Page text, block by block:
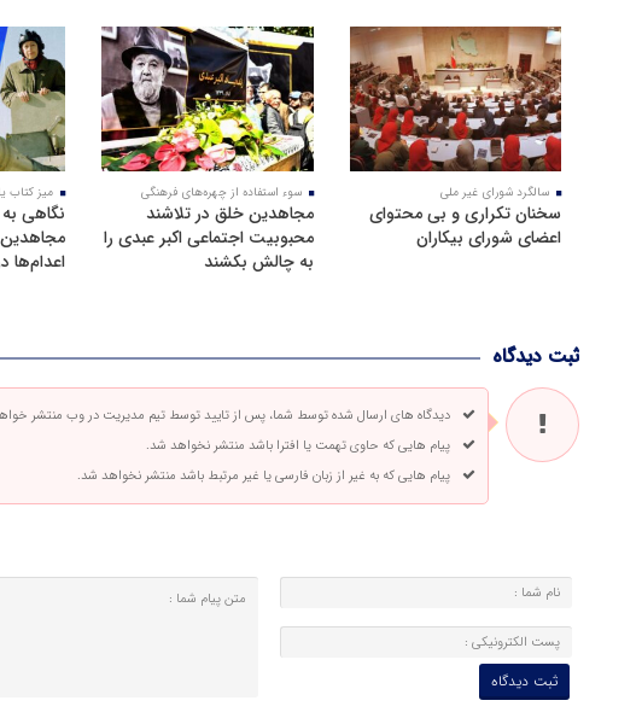
سالگرد شورای غیر ملی
سخنان تکراری و بی محتوای
اعضای شورای بیکاران
سوء استفاده از چهره‌های فرهنگی
مجاهدین خلق در تلاشند
محبوبیت اجتماعی اکبر عبدی را
به چالش بکشند
میز کتاب
نگاهی
اعدام‌ها
ثبت دیدگاه
دیدگاه های ارسال شده توسط شما، پس از تایید توسط تیم مدیریت در وب منتشر
پیام هایی که حاوی تهمت یا افترا باشد منتشر نخواهد شد.
پیام هایی که به غیر از زبان فارسی یا غیر مرتبط باشد منتشر نخواهد شد.